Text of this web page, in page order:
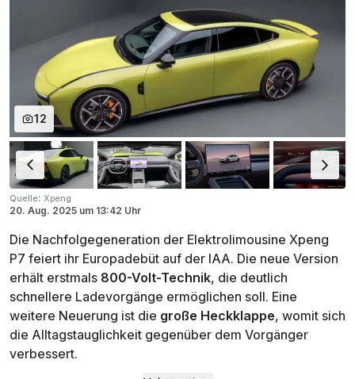
12
Quelle: Xpeng
20. Aug. 2025 um 13:42 Uhr
Die Nachfolgegeneration der Elektrolimousine Xpeng
P7 feiert ihr Europadebüt auf der IAA. Die neue Version
erhält erstmals 800-Volt-Technik, die deutlich
schnellere Ladevorgänge ermöglichen soll. Eine
weitere Neuerung ist die große Heckklappe, womit sich
die Alltagstauglichkeit gegenüber dem Vorgänger
verbessert.